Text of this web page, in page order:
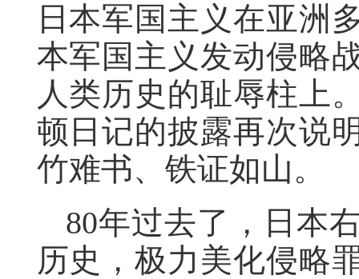
日本军国主义在亚洲
本军国主义发动侵略
人类历史的耻辱柱上
顿日记的披露再次说
竹难书、铁证如山。
80年过去了，日本
历史，极力美化侵略